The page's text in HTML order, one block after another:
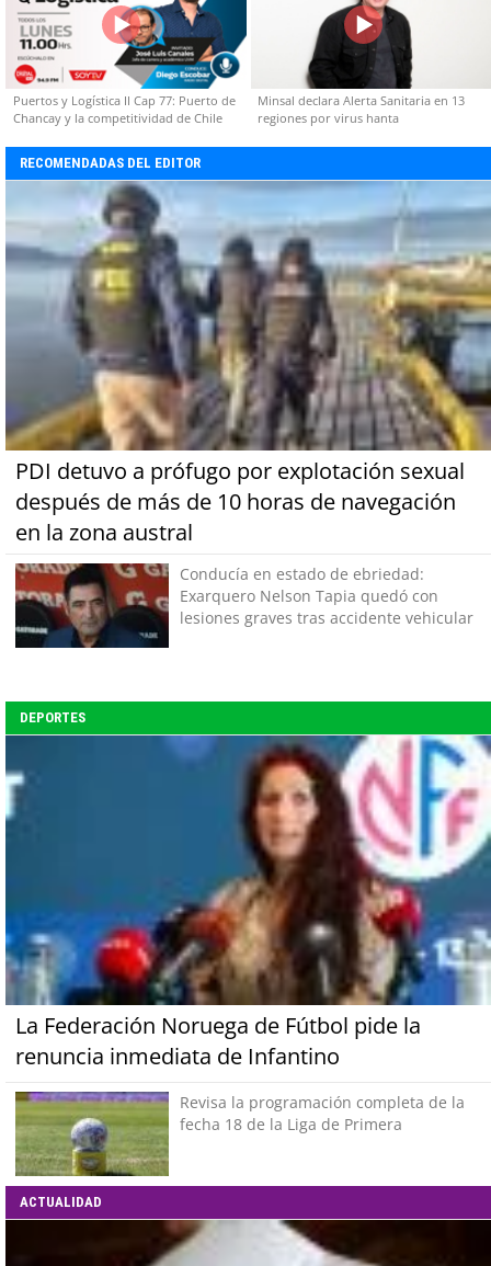
Puertos y Logística II Cap 77: Puerto de
Chancay y la competitividad de Chile
Minsal declara Alerta Sanitaria en 13
regiones por virus hanta
RECOMENDADAS DEL EDITOR
PDI detuvo a prófugo por explotación sexual
después de más de 10 horas de navegación
en la zona austral
Conducía en estado de ebriedad:
Exarquero Nelson Tapia quedó con
lesiones graves tras accidente vehicular
DEPORTES
La Federación Noruega de Fútbol pide la
renuncia inmediata de Infantino
Revisa la programación completa de la
fecha 18 de la Liga de Primera
ACTUALIDAD